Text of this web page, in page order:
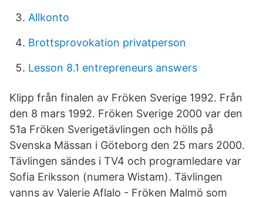
Allkonto
Brottsprovokation privatperson
Lesson 8.1 entrepreneurs answers
Klipp från finalen av Fröken Sverige 1992. Från
den 8 mars 1992. Fröken Sverige 2000 var den
51a Fröken Sverigetävlingen och hölls på
Svenska Mässan i Göteborg den 25 mars 2000.
Tävlingen sändes i TV4 och programledare var
Sofia Eriksson (numera Wistam). Tävlingen
vanns av Valerie Aflalo - Fröken Malmö som